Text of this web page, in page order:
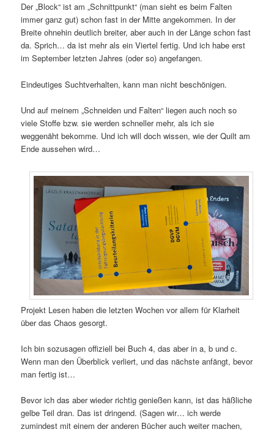
Der „Block“ ist am „Schnittpunkt“ (man sieht es beim Falten
immer ganz gut) schon fast in der Mitte angekommen. In der
Breite ohnehin deutlich breiter, aber auch in der Länge schon fast
da. Sprich… da ist mehr als ein Viertel fertig. Und ich habe erst
im September letzten Jahres (oder so) angefangen.
Eindeutiges Suchtverhalten, kann man nicht beschönigen.
Und auf meinem „Schneiden und Falten“ liegen auch noch so
viele Stoffe bzw. sie werden schneller mehr, als ich sie
weggenäht bekomme. Und ich will doch wissen, wie der Quilt am
Ende aussehen wird…
Projekt Lesen haben die letzten Wochen vor allem für Klarheit
über das Chaos gesorgt.
Ich bin sozusagen offiziell bei Buch 4, das aber in a, b und c.
Wenn man den Überblick verliert, und das nächste anfängt, bevor
man fertig ist…
Bevor ich das aber wieder richtig genießen kann, ist das häßliche
gelbe Teil dran. Das ist dringend. (Sagen wir… ich werde
zumindest mit einem der anderen Bücher auch weiter machen,